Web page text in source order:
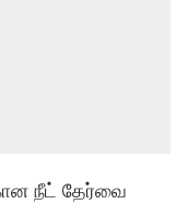
நீட் தேர்வை